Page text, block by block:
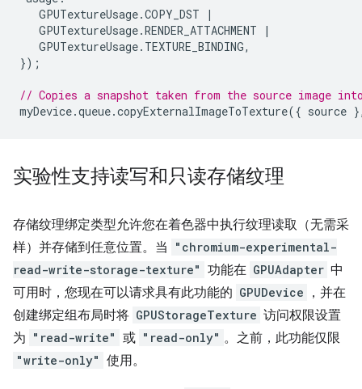
GPUTextureUsage.COPY_DST
|
GPUTextureUsage.RENDER_ATTACHMENT
|
GPUTextureUsage. TEXTURE_BINDING,
});
// Copies a snapshot taken from the source image
myDevice.queue.copyExternalImageToTexture({ source
实验性支持读写和只读存储纹理
存储纹理绑定类型允许您在着色器中执行纹理读取（无需采
样）并存储到任意位置。当
"chromium-experimental-
read-write-storage-texture" 功能在 GPUAdapter 中
可用时，您现在可以请求具有此功能的 GPUDevice
，并在
创建绑定组布局时将 GPUStorageTexture 访问权限设置
为 "read-write" 或 "read-only" 。之前，此功能仅限
"write-only" 使用。